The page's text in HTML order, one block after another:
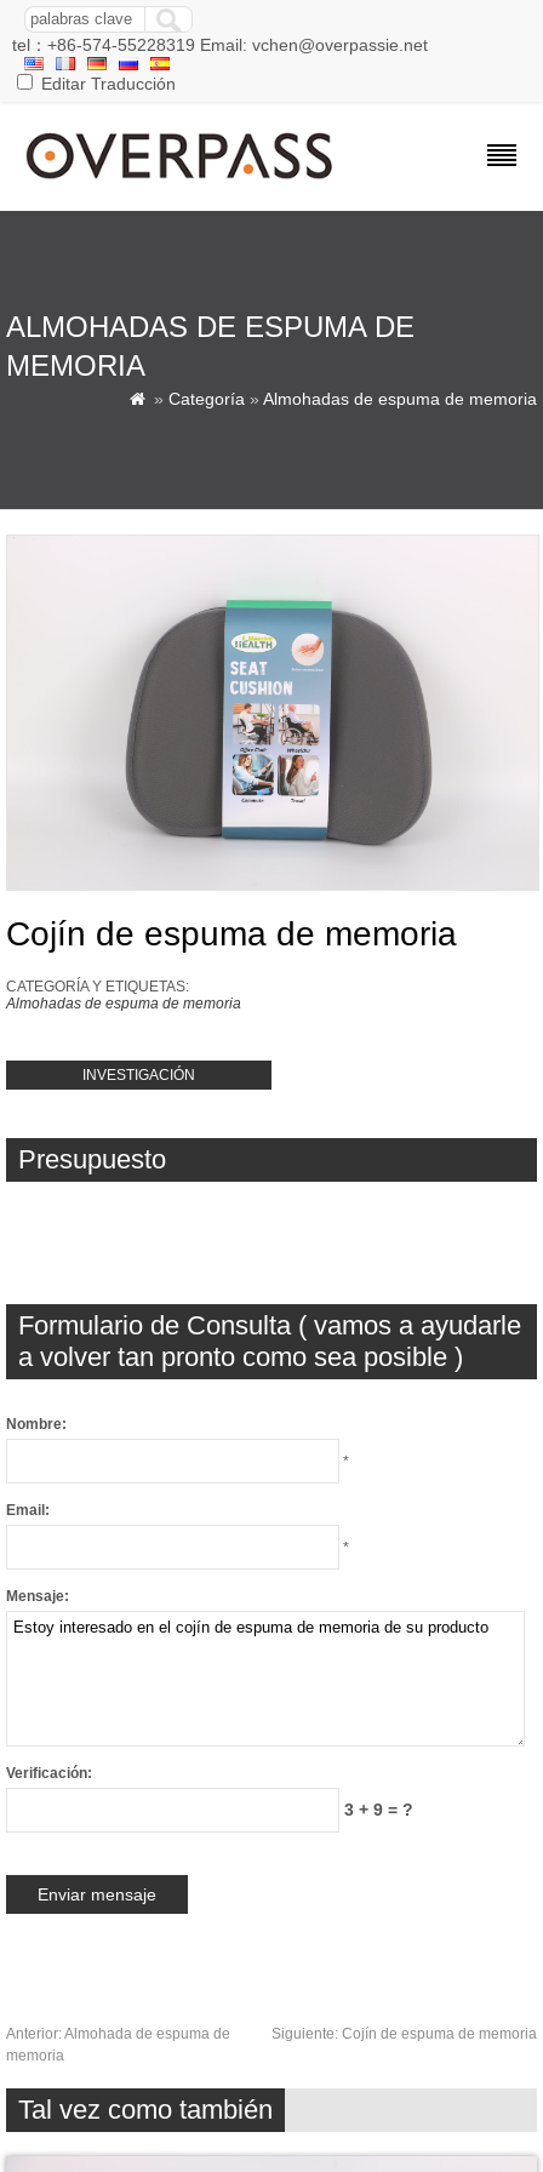
tel：+86-574-55228319 Email: vchen@overpassie.net
Editar Traducción
ALMOHADAS DE ESPUMA DE
MEMORIA
 » Categoría » Almohadas de espuma de memoria
Cojín de espuma de memoria
CATEGORÍA Y ETIQUETAS:
Almohadas de espuma de memoria
INVESTIGACIÓN
Presupuesto
Formulario de Consulta ( vamos a ayudarle
a volver tan pronto como sea posible )
Nombre:
*
Email:
*
Mensaje:
Verificación:
3 + 9 = ?
Anterior:Almohada de espuma de
memoria
Siguiente: Cojín de espuma de memoria
Tal vez como también